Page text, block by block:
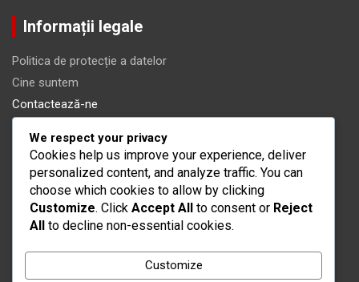
Informații legale
Politica de protecție a datelor
Cine suntem
Contactează-ne
Termeni de utilizare
Categorii
Coduri promoționale War Robots
Recompensele pentru Pass-ul de Operațiune War Robots
We respect your privacy
Cookies help us improve your experience, deliver
personalized content, and analyze traffic. You can
choose which cookies to allow by clicking
Customize. Click Accept All to consent or Reject
All to decline non-essential cookies.
Customize